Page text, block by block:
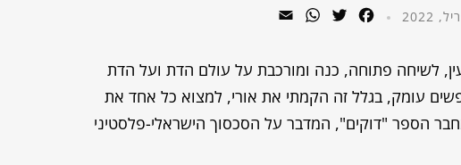
Facebook
Twitter
WhatsApp
הולנדר, תלמיד ישיבה בן 17 ממודיעין, לשיחה פתוחה, כנה ומורכבת על עולם הדת ועל הדת
עומק, בגלל זה הקמתי את אורי, למצוא כל אחד את
הספר "דוקים", המדבר על הסכסוך הישראלי-פלסטיני